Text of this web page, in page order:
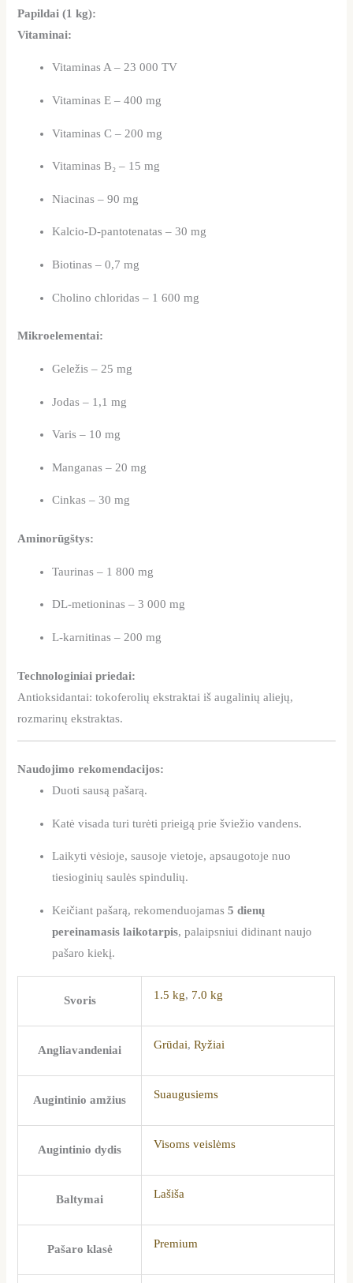
Papildai (1 kg):
Vitaminai:
Vitaminas A – 23 000 TV
Vitaminas E – 400 mg
Vitaminas C – 200 mg
Vitaminas B₂ – 15 mg
Niacinas – 90 mg
Kalcio-D-pantotenatas – 30 mg
Biotinas – 0,7 mg
Cholino chloridas – 1 600 mg
Mikroelementai:
Geležis – 25 mg
Jodas – 1,1 mg
Varis – 10 mg
Manganas – 20 mg
Cinkas – 30 mg
Aminorūgštys:
Taurinas – 1 800 mg
DL-metioninas – 3 000 mg
L-karnitinas – 200 mg
Technologiniai priedai:
Antioksidantai: tokoferolių ekstraktai iš augalinių aliejų,
rozmarinų ekstraktas.
Naudojimo rekomendacijos:
Duoti sausą pašarą.
Katė visada turi turėti prieigą prie šviežio vandens.
Laikyti vėsioje, sausoje vietoje, apsaugotoje nuo
tiesioginių saulės spindulių.
Keičiant pašarą, rekomenduojamas5 dienų
pereinamasis laikotarpis, palaipsniui didinant naujo
pašaro kiekį.
Svoris 1.5 kg, 7.0 kg
Angliavandeniai Grūdai,Ryžiai
Augintinio amžius Suaugusiems
Augintinio dydis Visoms veislėms
Baltymai Lašiša
Pašaro klasė Premium